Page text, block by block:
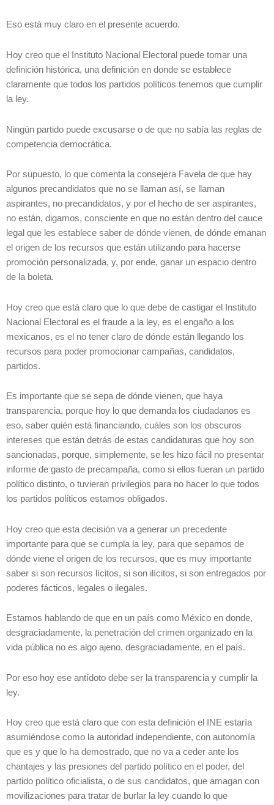
Eso está muy claro en el presente acuerdo.
Hoy creo que el Instituto Nacional Electoral puede tomar una
definición histórica, una definición en donde se establece
claramente que todos los partidos políticos tenemos que cumplir
la ley.
Ningún partido puede excusarse o de que no sabía las reglas de
competencia democrática.
Por supuesto, lo que comenta la consejera Favela de que hay
algunos precandidatos que no se llaman así, se llaman
aspirantes, no precandidatos, y por el hecho de ser aspirantes,
no están, digamos, consciente en que no están dentro del cauce
legal que les establece saber de dónde vienen, de dónde emanan
el origen de los recursos que están utilizando para hacerse
promoción personalizada, y, por ende, ganar un espacio dentro
de la boleta.
Hoy creo que está claro que lo que debe de castigar el Instituto
Nacional Electoral es el fraude a la ley, es el engaño a los
mexicanos, es el no tener claro de dónde están llegando los
recursos para poder promocionar campañas, candidatos,
partidos.
Es importante que se sepa de dónde vienen, que haya
transparencia, porque hoy lo que demanda los ciudadanos es
eso, saber quién está financiando, cuáles son los obscuros
intereses que están detrás de estas candidaturas que hoy son
sancionadas, porque, simplemente, se les hizo fácil no presentar
informe de gasto de precampaña, como si ellos fueran un partido
político distinto, o tuvieran privilegios para no hacer lo que todos
los partidos políticos estamos obligados.
Hoy creo que esta decisión va a generar un precedente
importante para que se cumpla la ley, para que sepamos de
dónde viene el origen de los recursos, que es muy importante
saber si son recursos lícitos, si son ilícitos, si son entregados por
poderes fácticos, legales o ilegales.
Estamos hablando de que en un país como México en donde,
desgraciadamente, la penetración del crimen organizado en la
vida pública no es algo ajeno, desgraciadamente, en el país.
Por eso hoy ese antídoto debe ser la transparencia y cumplir la
ley.
Hoy creo que está claro que con esta definición el INE estaría
asumiéndose como la autoridad independiente, con autonomía
que es y que lo ha demostrado, que no va a ceder ante los
chantajes y las presiones del partido político en el poder, del
partido político oficialista, o de sus candidatos, que amagan con
movilizaciones para tratar de burlar la ley cuando lo que